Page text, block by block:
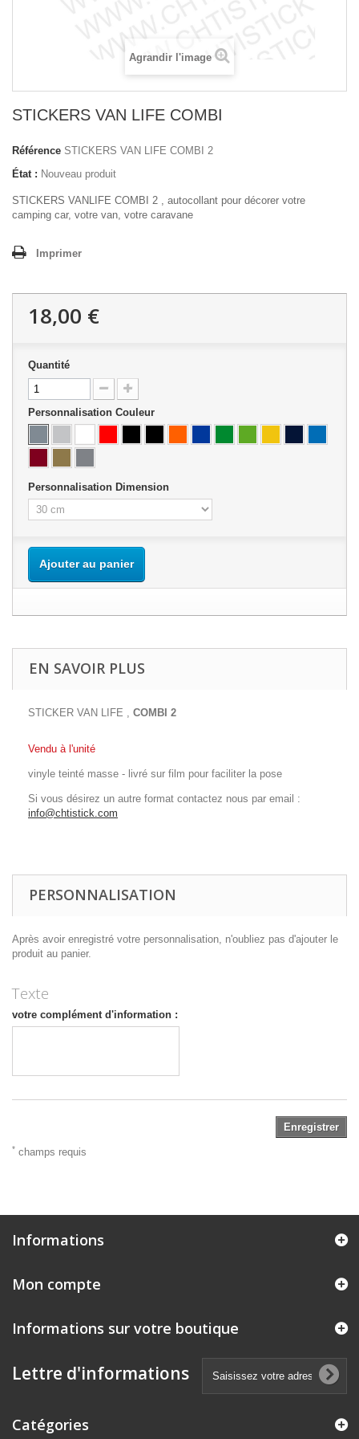
Agrandir l'image
STICKERS VAN LIFE COMBI
Référence STICKERS VAN LIFE COMBI 2
État : Nouveau produit
STICKERS VANLIFE COMBI 2 , autocollant pour décorer votre
camping car, votre van, votre caravane
Imprimer
18,00 €
Quantité
Personnalisation Couleur
Personnalisation Dimension
Ajouter au panier
EN SAVOIR PLUS
STICKER VAN LIFE , COMBI 2
Vendu à l'unité
vinyle teinté masse - livré sur film pour faciliter la pose
Si vous désirez un autre format contactez nous par email :
info@chtistick.com
PERSONNALISATION
Après avoir enregistré votre personnalisation, n'oubliez pas d'ajouter le
produit au panier.
Texte
votre complément d'information :
Enregistrer
* champs requis
Informations
Mon compte
Informations sur votre boutique
Lettre d'informations
Catégories